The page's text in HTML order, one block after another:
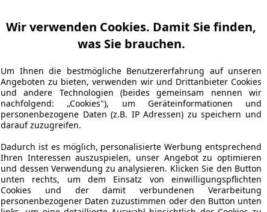
Wir verwenden Cookies. Damit Sie finden,
was Sie brauchen.
Um Ihnen die bestmögliche Benutzererfahrung auf unseren
Angeboten zu bieten, verwenden wir und Drittanbieter Cookies
und andere Technologien (beides gemeinsam nennen wir
nachfolgend: „Cookies"), um Geräteinformationen und
personenbezogene Daten (z.B. IP Adressen) zu speichern und
darauf zuzugreifen.
Dadurch ist es möglich, personalisierte Werbung entsprechend
Ihren Interessen auszuspielen, unser Angebot zu optimieren
und dessen Verwendung zu analysieren. Klicken Sie den Button
unten rechts, um dem Einsatz von einwilligungspflichten
Cookies und der damit verbundenen Verarbeitung
personenbezogener Daten zuzustimmen oder den Button unten